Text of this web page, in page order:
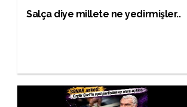
Salça diye millete ne yedirmişler..